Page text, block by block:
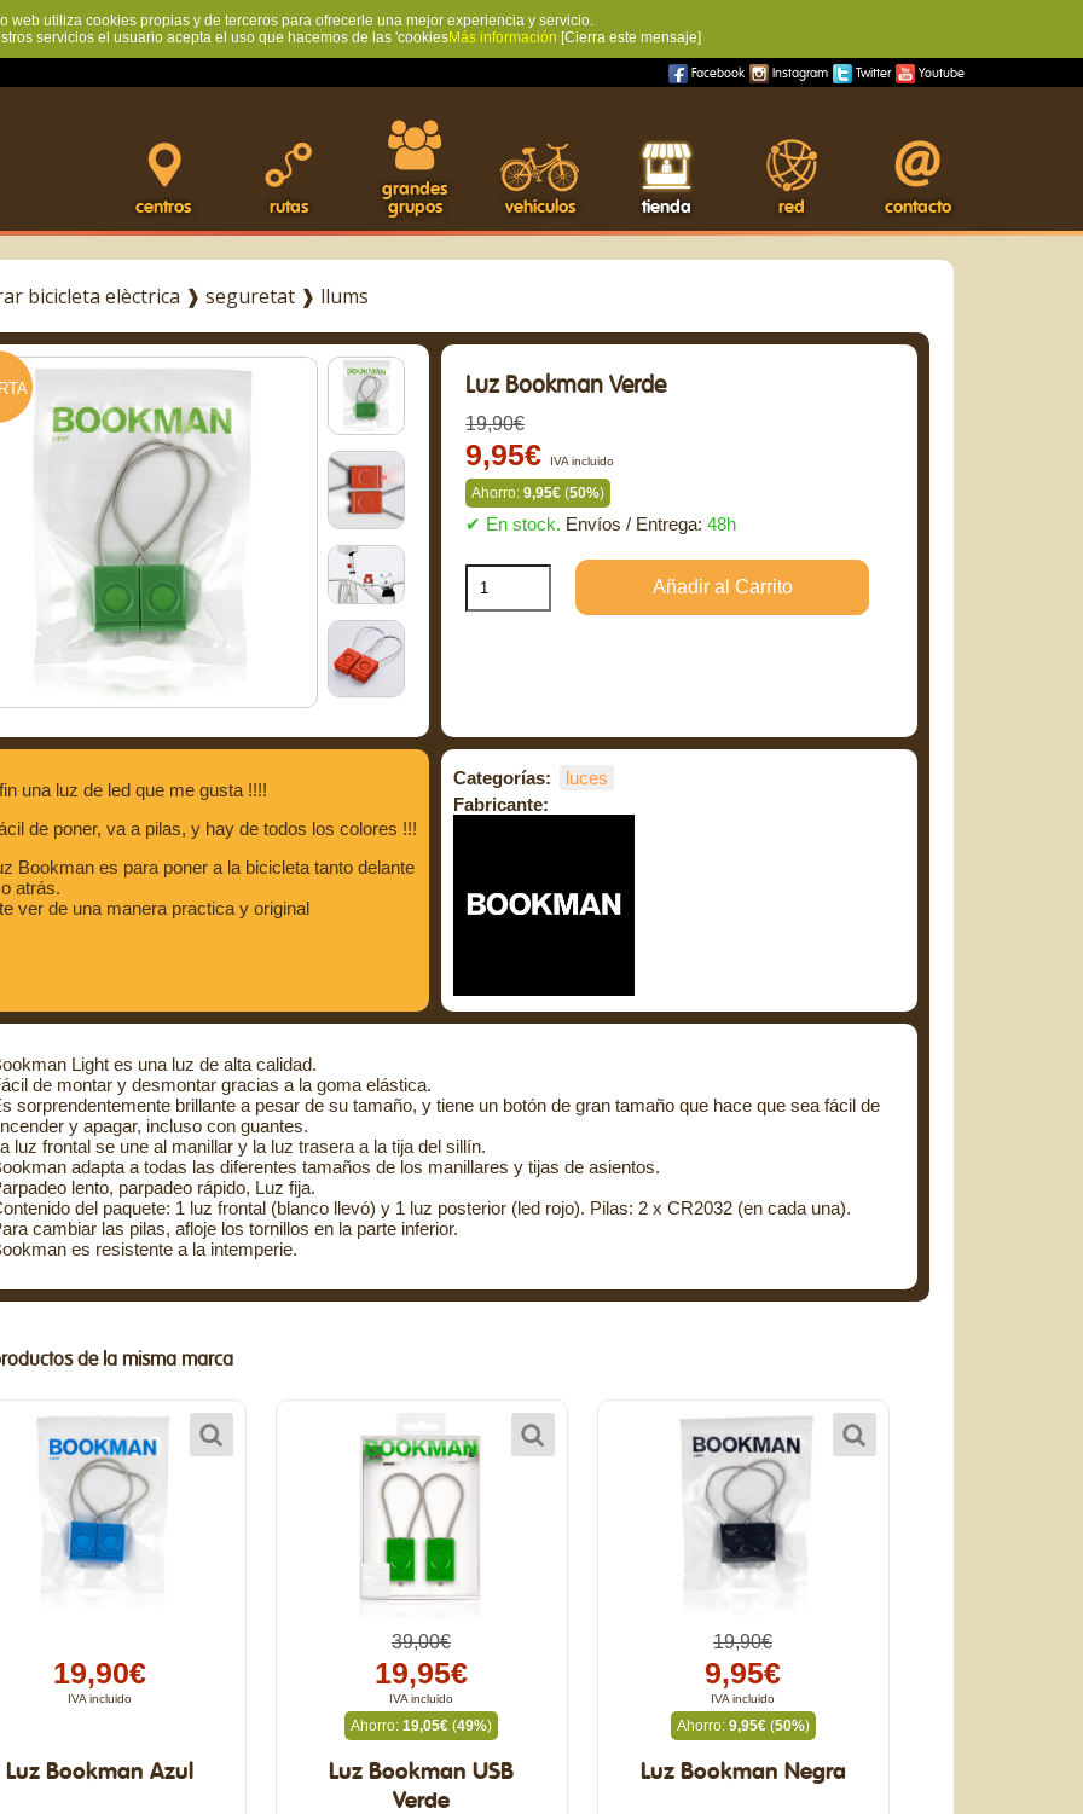
web utiliza cookies propias y de terceros para ofrecerle una mejor experiencia y servicio.
servicios el usuario acepta el uso que hacemos de las 'cookiesMás información [Cierra este mensaje]
Facebook Instagram Twitter Youtube
centros rutas
grandes
grupos
vehículos tienda red contacto
bicicleta elèctrica ❱ seguretat ❱ llums
Luz Bookman Verde
19,90€
9,95€ IVA incluido
Ahorro:9,95€ (50%)
✔ En stock. Envíos / Entrega:48h
una luz de led que me gusta !!!!
de poner, va a pilas, y hay de todos los colores !!!
Bookman es para poner a la bicicleta tanto delante
atrás.
ver de una manera practica y original
Categorías:
luces
Fabricante:
Light es una luz de alta calidad.
de montar y desmontar gracias a la goma elástica.
sorprendentemente brillante a pesar de su tamaño, y tiene un botón de gran tamaño que hace que sea fácil de
y apagar, incluso con guantes.
luz frontal se une al manillar y la luz trasera a la tija del sillín.
adapta a todas las diferentes tamaños de los manillares y tijas de asientos.
lento, parpadeo rápido, Luz fija.
del paquete: 1 luz frontal (blanco llevó) y 1 luz posterior (led rojo). Pilas: 2 x CR2032 (en cada una).
cambiar las pilas, afloje los tornillos en la parte inferior.
es resistente a la intemperie.
de la misma marca
19,90€
IVA incluido
Luz Bookman Azul
39,00€
19,95€
IVA incluido
Ahorro: 19,05€ (49%)
Luz Bookman USB
Verde
19,90€
9,95€
IVA incluido
Ahorro: 9,95€(50%)
Luz Bookman Negra